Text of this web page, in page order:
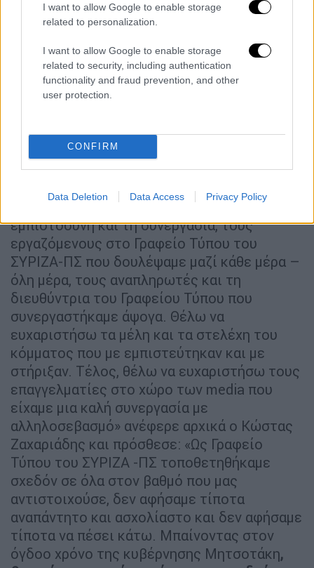
I want to allow Google to enable storage
related to personalization.
I want to allow Google to enable storage
related to security, including authentication
functionality and fraud prevention, and other
user protection.
CONFIRM
Data Deletion Data Access Privacy Policy
εμφανίζεται στα μέσα- μάλιστα, είχε
κατηγορηθεί από την πλευρά των
«αντιφρονούντων» για «αφωνία». Ο Κώστας
Ζαχαριάδης, με μία ανάρτηση ευχαρίστησε
τον Σωκράτη Φάμελλο και διεμήνυσε ότι,
κανείς δεν μπορεί να αγνοεί τα
Τσίπρα»- ενδεχομένως προαναγγέλλοντας
την προσχώρησή του στην ΕΛ.Α.Σ.
από καρδιάς να ευχαριστήσω τον
σύντροφο Σωκράτη Φάμελλο
για την
εμπιστοσύνη και τη συνεργασία, τους
εργαζόμενους στο Γραφείο Τύπου του
ΣΥΡΙΖΑ-ΠΣ που δουλέψαμε μαζί κάθε μέρα –
όλη μέρα, τους αναπληρωτές και τη
διευθύντρια του Γραφείου Τύπου που
συνεργαστήκαμε άψογα. Θέλω να
ευχαριστήσω τα μέλη και τα στελέχη του
κόμματος που με εμπιστεύτηκαν και με
στήριξαν. Τέλος, θέλω να ευχαριστήσω τους
επαγγελματίες στο χώρο των media που
είχαμε μια καλή συνεργασία με
αλληλοσεβασμό» ανέφερε αρχικά ο Κώστας
Ζαχαριάδης και πρόσθεσε: «Ως Γραφείο
Τύπου του ΣΥΡΙΖΑ -ΠΣ τοποθετηθήκαμε
σχεδόν σε όλα στον βαθμό που μας
αντιστοιχούσε, δεν αφήσαμε τίποτα
αναπάντητο και ασχολίαστο και δεν αφήσαμε
τίποτα να πέσει κάτω. Μπαίνοντας στον
όγδοο χρόνο της κυβέρνησης Μητσοτάκη,